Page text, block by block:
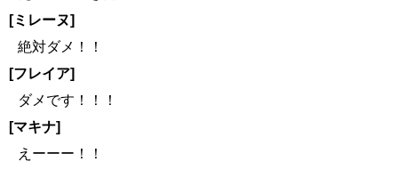
[ミレーヌ]
絶対ダメ！！
[フレイア]
ダメです！！！
[マキナ]
えーーー！！